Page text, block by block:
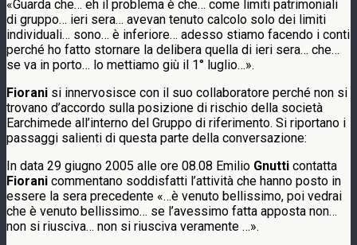
«Guarda che… eh il problema è che… come limiti patrimoniali
di gruppo… ieri sera… avevan tenuto calcolo solo dei limiti
individuali… sono… è inferiore… adesso stiamo facendo i conti
perché ho fatto stornare la delibera quella di ieri sera… che…
se va in porto… lo mettiamo giù il 1° luglio…».
Fiorani si innervosisce con il suo collaboratore perché non si
trovano d’accordo sulla posizione di rischio della società
Earchimede all’interno del Gruppo di riferimento. Si riportano i
passaggi salienti di questa parte della conversazione:
In data 29 giugno 2005 alle ore 08.08 Emilio Gnutti contatta
Fiorani commentano soddisfatti l’attività che hanno posto in
essere la sera precedente «…è venuto bellissimo, poi vedrai
che è venuto bellissimo… se l’avessimo fatta apposta non…
non si riusciva… non si riusciva veramente …».